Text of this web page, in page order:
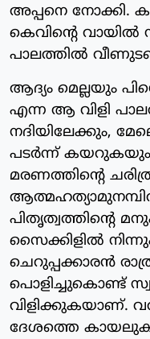
അപ്പനെ നോക്കി.
കെവിന്റെ
പാലത്തില്‍
ആദ്യം മെല്ലയും
എന്ന ആ വിളി
നദിയിലേക്കും,
പടര്‍ന്ന്
മരണത്തിന്റെ
പിതൃത്വത്തിന്റെ
സൈക്കിളില്‍
ചെറുപ്പക്കാരന്‍
പൊളിച്ചുകൊണ്ട്
വിളിക്കുകയാണ്.
ദേശത്തെ